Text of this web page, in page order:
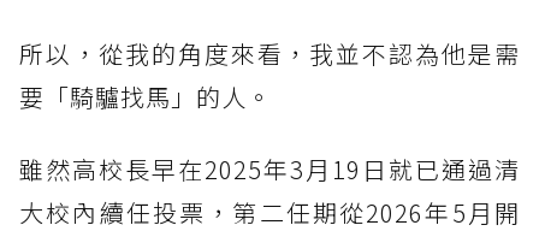
所以，從我的角度來看，我並不認為他是需
要「騎驢找馬」的人。
雖然高校長早在2025年3月19日就已通過清
大校內續任投票，第二任期從2026年5月開